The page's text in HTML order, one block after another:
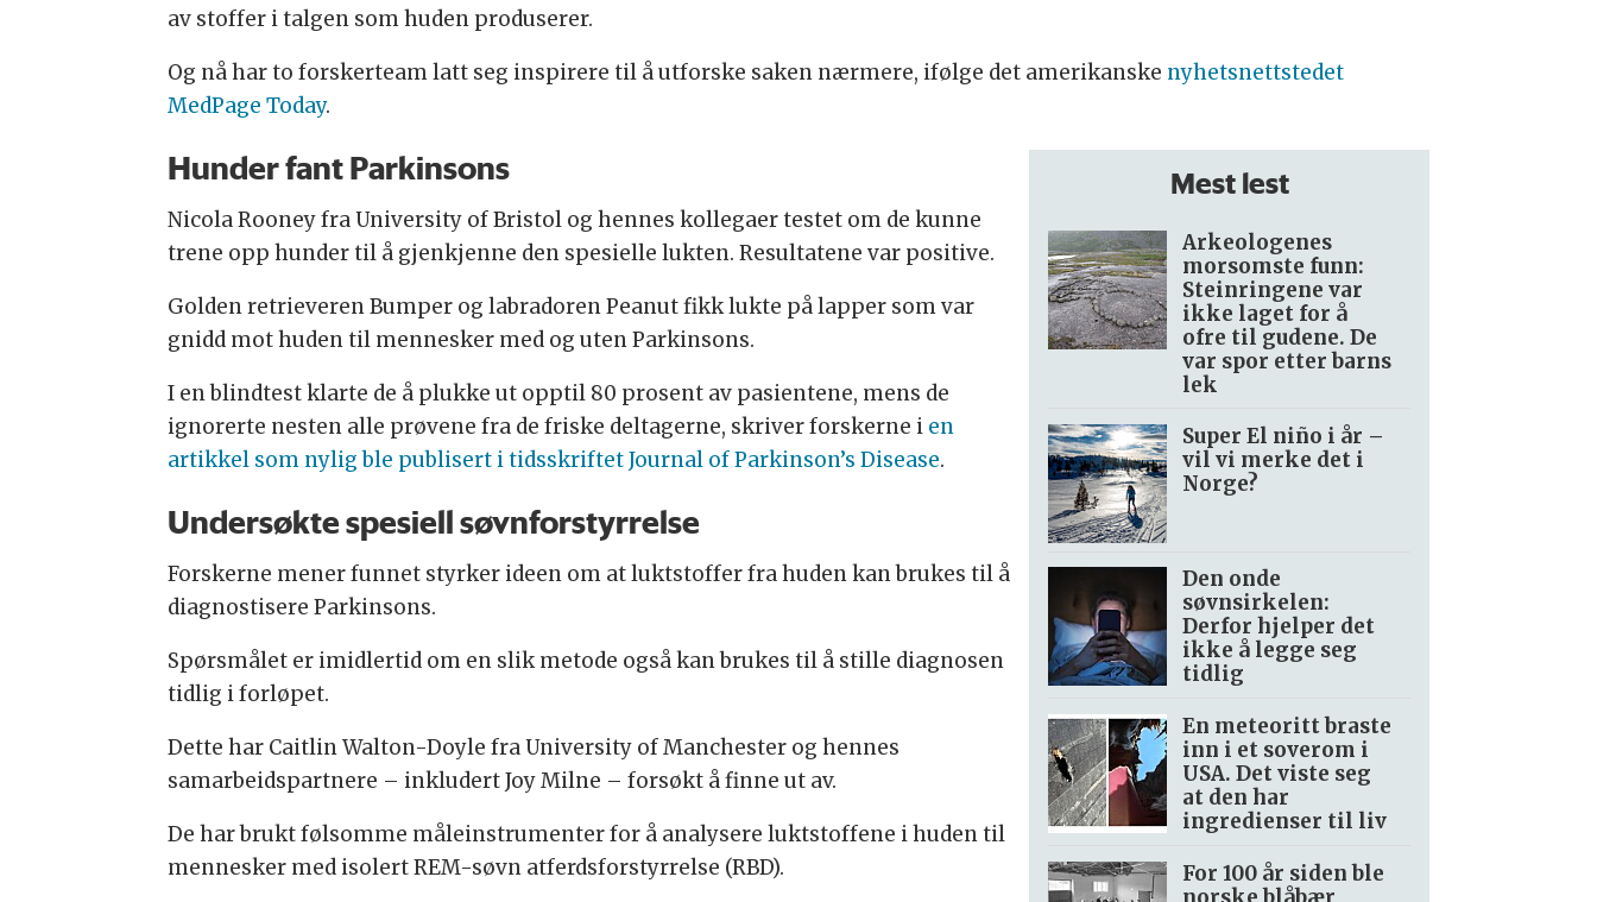
av stoffer i talgen som huden produserer.
Og nå har to forskerteam latt seg inspirere til å utforske saken nærmere, ifølge det amerikanske nyhetsnettstedet
MedPage Today.
Mest lest
Arkeologenes
morsomste funn:
Steinringene var
ikke laget for å
ofre til gudene. De
var spor etter barns
lek
Super El niño i år –
vil vi merke det i
Norge?
Den onde
søvnsirkelen:
Derfor hjelper det
ikke å legge seg
tidlig
En meteoritt braste
inn i et soverom i
USA. Det viste seg
at den har
ingredienser til liv
For 100 år siden ble
norske blåbær
Hunder fant Parkinsons
Nicola Rooney fra University of Bristol og hennes kollegaer testet om de kunne
trene opp hunder til å gjenkjenne den spesielle lukten. Resultatene var positive.
Golden retrieveren Bumper og labradoren Peanut fikk lukte på lapper som var
gnidd mot huden til mennesker med og uten Parkinsons.
I en blindtest klarte de å plukke ut opptil 80 prosent av pasientene, mens de
ignorerte nesten alle prøvene fra de friske deltagerne, skriver forskerne i en
artikkel som nylig ble publisert i tidsskriftet Journal of Parkinson’s Disease.
Undersøkte spesiell søvnforstyrrelse
Forskerne mener funnet styrker ideen om at luktstoffer fra huden kan brukes til å
diagnostisere Parkinsons.
Spørsmålet er imidlertid om en slik metode også kan brukes til å stille diagnosen
tidlig i forløpet.
Dette har Caitlin Walton-Doyle fra University of Manchester og hennes
samarbeidspartnere – inkludert Joy Milne – forsøkt å finne ut av.
De har brukt følsomme måleinstrumenter for å analysere luktstoffene i huden til
mennesker med isolert REM-søvn atferdsforstyrrelse (RBD).